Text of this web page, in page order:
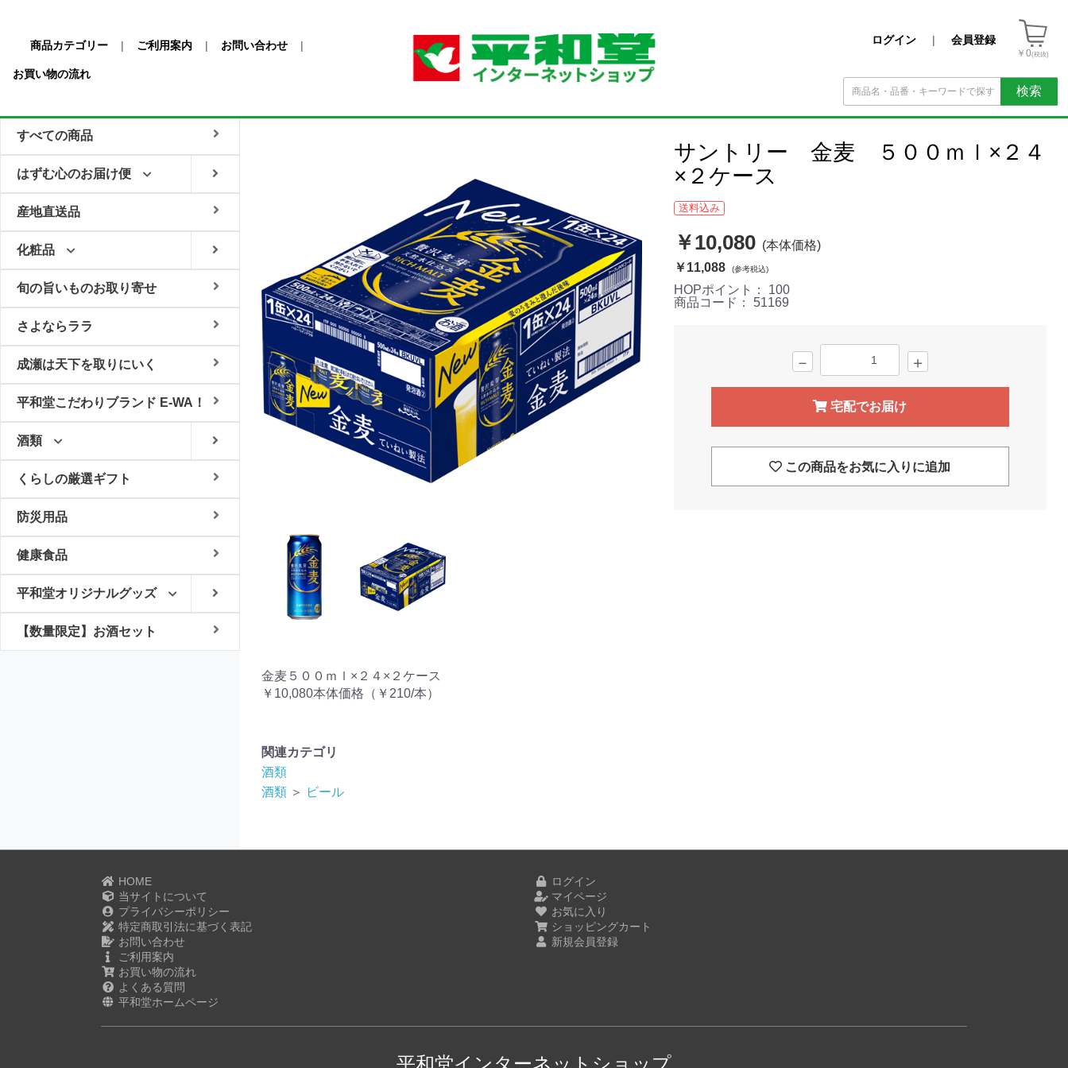
商品カテゴリー | ご利用案内 | お問い合わせ |
お買い物の流れ
ログイン | 会員登録
￥0(税抜)
検索
サントリー 金麦 ５００ｍｌ×２４
×２ケース
送料込み
￥10,080 (本体価格)
￥11,088
(参考税込)
HOPポイント： 100
商品コード： 51169
－ ＋
宅配でお届け
この商品をお気に入りに追加
金麦５００ｍｌ×２４×２ケース
￥10,080本体価格（￥210/本）
関連カテゴリ
酒類
酒類 ＞ ビール
すべての商品
はずむ心のお届け便
産地直送品
化粧品
旬の旨いものお取り寄せ
さよならララ
成瀬は天下を取りにいく
平和堂こだわりブランド E-WA！
酒類
くらしの厳選ギフト
防災用品
健康食品
平和堂オリジナルグッズ
【数量限定】お酒セット
HOME
当サイトについて
プライバシーポリシー
特定商取引法に基づく表記
お問い合わせ
ご利用案内
お買い物の流れ
よくある質問
平和堂ホームページ
ログイン
マイページ
お気に入り
ショッピングカート
新規会員登録
平和堂インターネットショップ